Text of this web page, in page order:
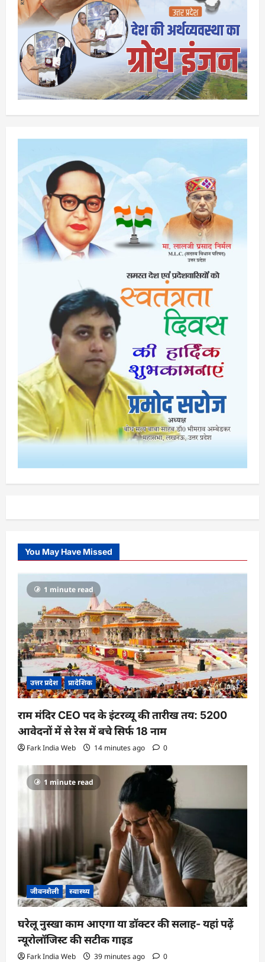
You May Have Missed
1 minute read
उत्तर प्रदेश प्रादेशिक
राम मंदिर CEO पद के इंटरव्यू की तारीख तय: 5200
आवेदनों में से रेस में बचे सिर्फ 18 नाम
Fark India Web 14 minutes ago 0
1 minute read
जीवनशैली स्वास्थ्य
घरेलू नुस्खा काम आएगा या डॉक्टर की सलाह- यहां पढ़ें
न्यूरोलॉजिस्ट की सटीक गाइड
Fark India Web 39 minutes ago 0